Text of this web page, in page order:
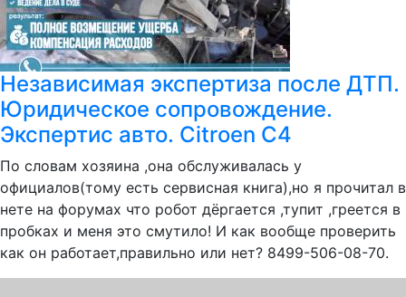
Независимая экспертиза после ДТП.
Юридическое сопровождение.
Экспертис авто. Citroen C4
По словам хозяина ,она обслуживалась у
официалов(тому есть сервисная книга),но я прочитал в
нете на форумах что робот дёргается ,тупит ,греется в
пробках и меня это смутило! И как вообще проверить
как он работает,правильно или нет? 8499-506-08-70.